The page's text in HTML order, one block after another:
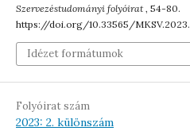
Szervezéstudományi folyóirat, 54-80.
https://doi.org/10.33565/
Idézet formátumok
Folyóirat szám
2023: 2. különszám